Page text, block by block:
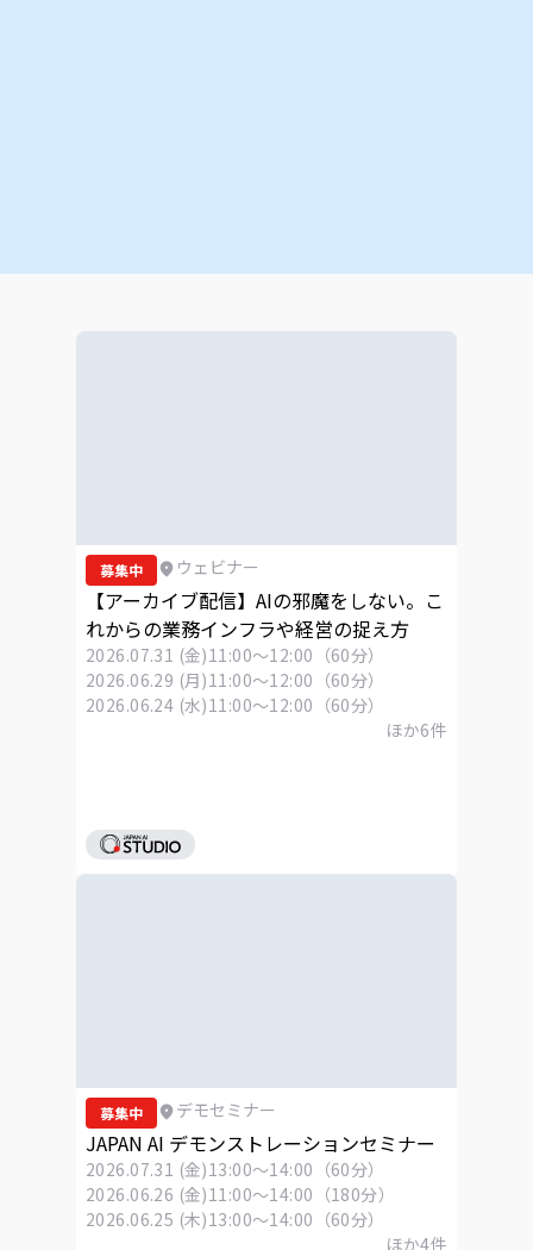
募集中 ウェビナー
【アーカイブ配信】AIの邪魔をしない。こ
れからの業務インフラや経営の捉え方
2026.07.31 (金)11:00～12:00（60分）
2026.06.29 (月)11:00～12:00（60分）
2026.06.24 (水)11:00～12:00（60分）
ほか6件
募集中 デモセミナー
JAPAN AI デモンストレーションセミナー
2026.07.31 (金)13:00～14:00（60分）
2026.06.26 (金)11:00～14:00（180分）
2026.06.25 (木)13:00～14:00（60分）
ほか4件